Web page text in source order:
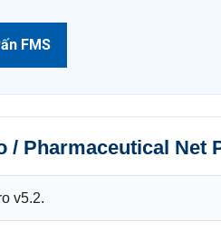
FMS
/ Pharmaceutical Net
v5.2.